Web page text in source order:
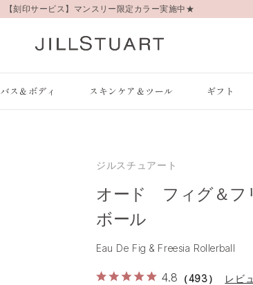
【刻印サービス】マンスリー限定カラー実施中★
バス＆ボディ スキンケア＆ツール ギフト
ジルスチュアート
オード フィグ＆
ボール
Eau De Fig & Freesia Rollerball
4.8 （493） レビ